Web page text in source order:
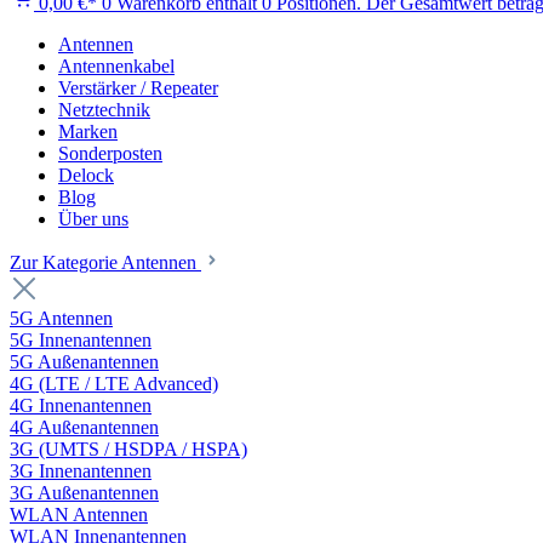
Antennen
Antennenkabel
Verstärker / Repeater
Netztechnik
Marken
Sonderposten
Delock
Blog
Über uns
Zur Kategorie Antennen
5G Antennen
5G Innenantennen
5G Außenantennen
4G (LTE / LTE Advanced)
4G Innenantennen
4G Außenantennen
3G (UMTS / HSDPA / HSPA)
3G Innenantennen
3G Außenantennen
WLAN Antennen
WLAN Innenantennen